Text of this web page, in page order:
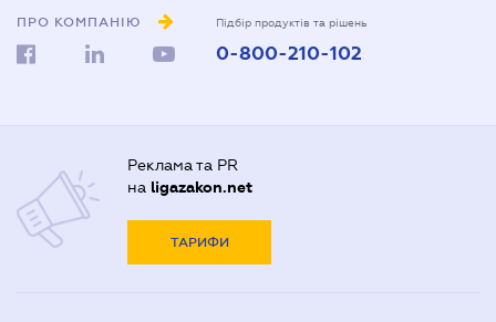
ПРО КОМПАНІЮ Підбір продуктів та рішень
0-800-210-102
Реклама та PR
на ligazakon.net
ТАРИФИ